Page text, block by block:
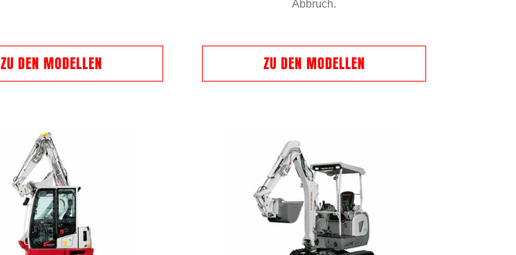
ZU DEN MODELLEN
Abbruch.
ZU DEN MODELLEN